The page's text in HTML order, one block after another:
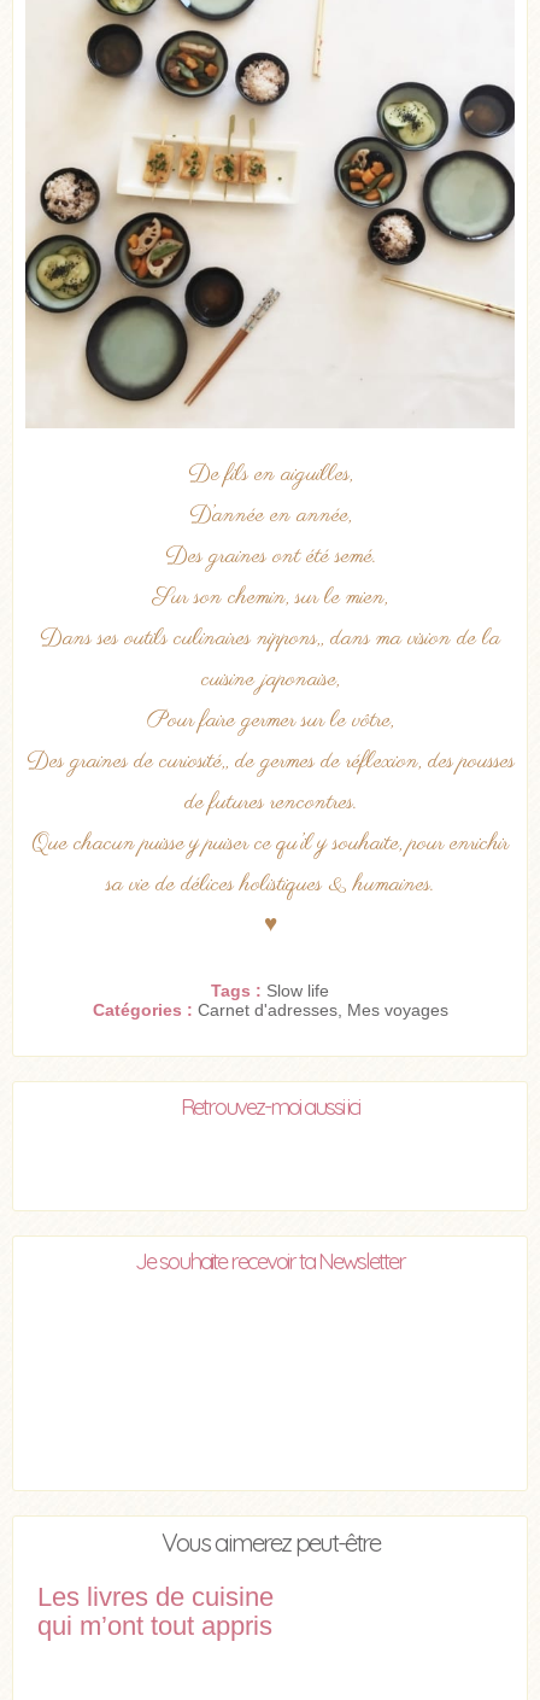
De fils en aiguilles,
D’année en année,
Des graines ont été semé.
Sur son chemin, sur le mien,
Dans ses outils culinaires nippons,, dans ma vision de la
cuisine japonaise,
Pour faire germer sur le vôtre,
Des graines de curiosité,, de germes de réflexion, des pousses
de futures rencontres.
Que chacun puisse y puiser ce qu’il y souhaite, pour enrichir
sa vie de délices holistiques & humaines.
♥
Tags : Slow life
Catégories : Carnet d'adresses, Mes voyages
Retrouvez-moi aussi ici
Je souhaite recevoir ta Newsletter
Vous aimerez peut-être
Les livres de cuisine
qui m’ont tout appris